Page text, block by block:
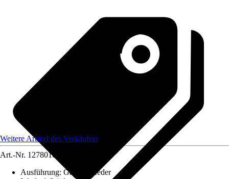
Weitere Artikel des Verkäufers
Art.-Nr. 12780106
Ausführung: Gasdruckfeder